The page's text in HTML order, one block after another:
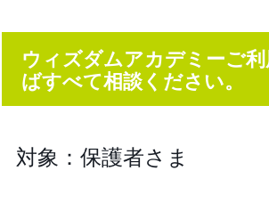
ウィズダムアカデミーご
ばすべて相談ください。
対象：保護者さま